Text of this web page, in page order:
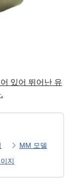
있어 뛰어난 유
MM 모델
지